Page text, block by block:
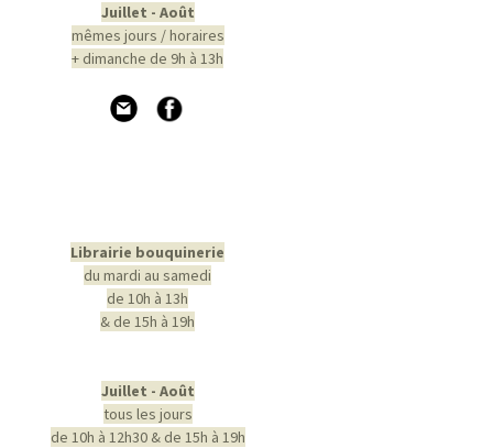
Juillet - Août
mêmes jours / horaires
+ dimanche de 9h à 13h
Librairie bouquinerie
du mardi au samedi
de 10h à 13h
& de 15h à 19h
Juillet - Août
tous les jours
de 10h à 12h30 & de 15h à 19h